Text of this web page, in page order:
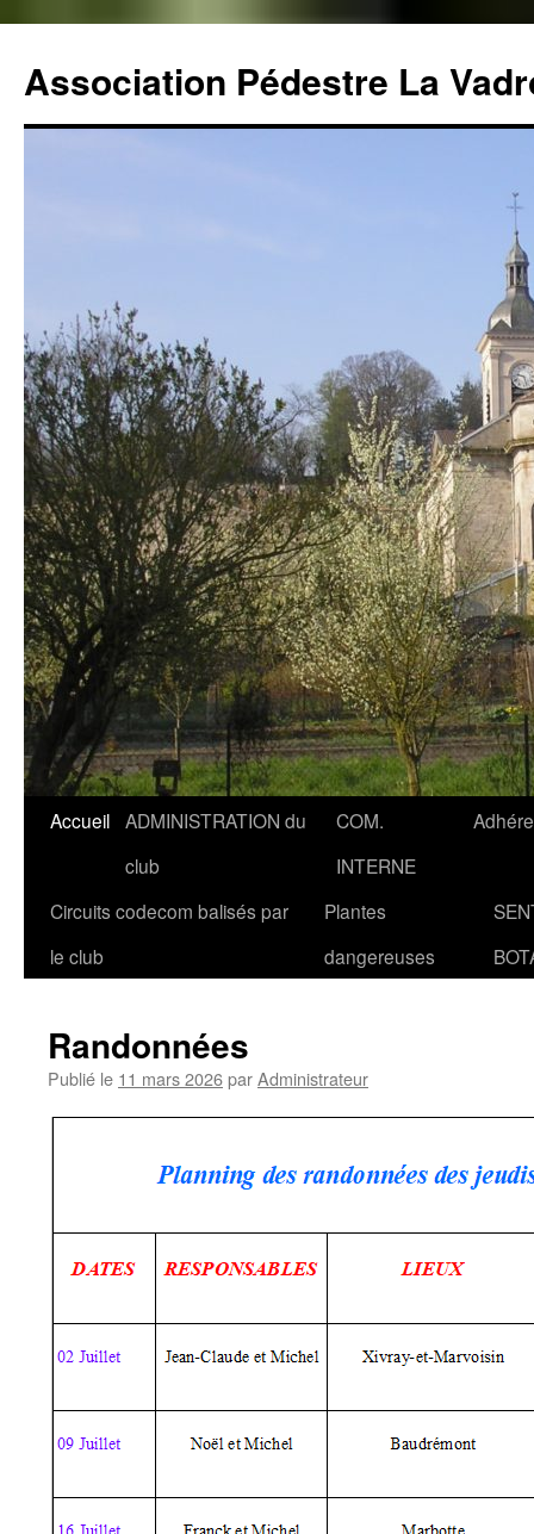
contenu
Association Pédestre La
Accueil ADMINISTRATION du
club
COM.
INTERNE
Circuits codecom balisés par
le club
Plantes
dangereuses
Randonnées
Publié le 11 mars 2026parAdministrateur